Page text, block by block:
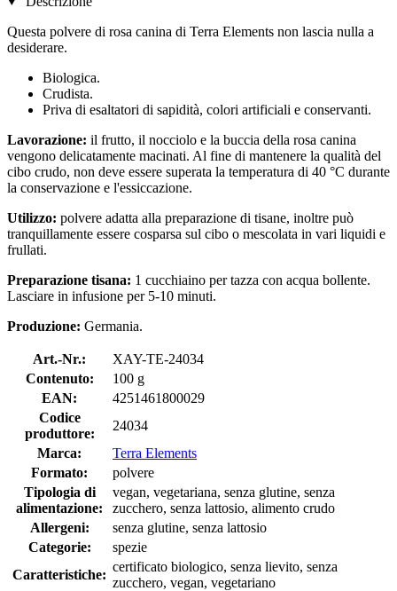
Questa polvere di rosa canina di Terra Elements non lascia nulla a
desiderare.
Biologica.
Crudista.
Priva di esaltatori di sapidità, colori artificiali e conservanti.
Lavorazione: il frutto, il nocciolo e la buccia della rosa canina
vengono delicatamente macinati. Al fine di mantenere la qualità del
cibo crudo, non deve essere superata la temperatura di 40 °C durante
la conservazione e l'essiccazione.
Utilizzo: polvere adatta alla preparazione di tisane, inoltre può
tranquillamente essere cosparsa sul cibo o mescolata in vari liquidi e
frullati.
Preparazione tisana: 1 cucchiaino per tazza con acqua bollente.
Lasciare in infusione per 5-10 minuti.
Produzione: Germania.
Art.-Nr.:
XAY-TE-24034
Contenuto:
100 g
EAN:
4251461800029
Codice
produttore:
24034
Marca:
Terra Elements
Formato:
polvere
Tipologia di
alimentazione:
vegan, vegetariana, senza glutine, senza
zucchero, senza lattosio, alimento crudo
Allergeni:
senza glutine, senza lattosio
Categorie:
spezie
Caratteristiche:
certificato biologico, senza lievito, senza
zucchero, vegan, vegetariano